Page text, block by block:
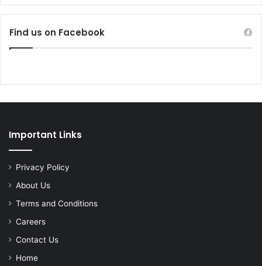
Find us on Facebook
Important Links
Privacy Policy
About Us
Terms and Conditions
Careers
Contact Us
Home